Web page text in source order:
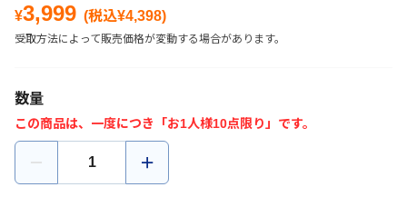
¥3,999 (税込¥4,398)
受取方法によって販売価格が変動する場合があります。
数量
この商品は、一度につき「お1人様10点限り」です。